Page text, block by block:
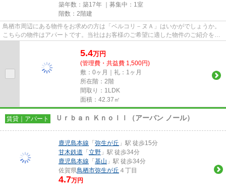
築年数：築17年 ｜募集中： 1室
階数：2階建
鳥栖市周辺にある物件をお求めの方は「ベルコリ－ヌＡ」はいかがでしょうか。
こちらの物件はアパートです。当社はお客様のご希望に適した物件のご紹介をい
たします。多種多様な物件情...
5.4万円
(管理費・共益費 1,500円)
敷：0ヶ月｜礼：1ヶ月
所在階：2階
間取り：1LDK
面積：42.37㎡
賃貸｜アパート Ｕｒｂａｎ Ｋｎｏｌｌ（アーバン ノール）
鹿児島本線 「弥生が丘 」駅 徒歩15分
甘木鉄道 「立野 」駅 徒歩34分
鹿児島本線 「基山 」駅 徒歩34分
佐賀県鳥栖市弥生が丘 ４丁目
4.7万円